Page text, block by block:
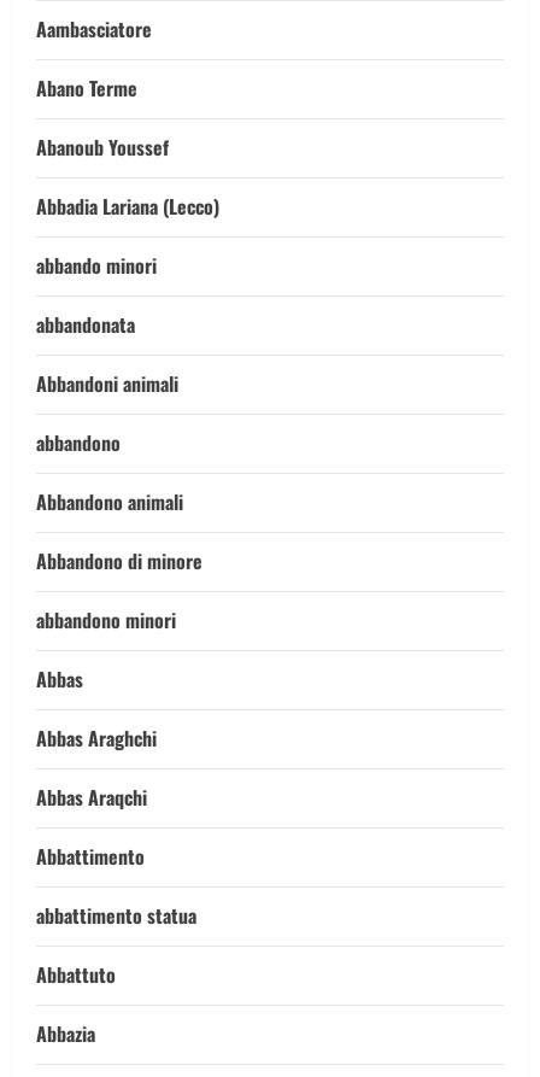
Aambasciatore
Abano Terme
Abanoub Youssef
Abbadia Lariana (Lecco)
abbando minori
abbandonata
Abbandoni animali
abbandono
Abbandono animali
Abbandono di minore
abbandono minori
Abbas
Abbas Araghchi
Abbas Araqchi
Abbattimento
abbattimento statua
Abbattuto
Abbazia